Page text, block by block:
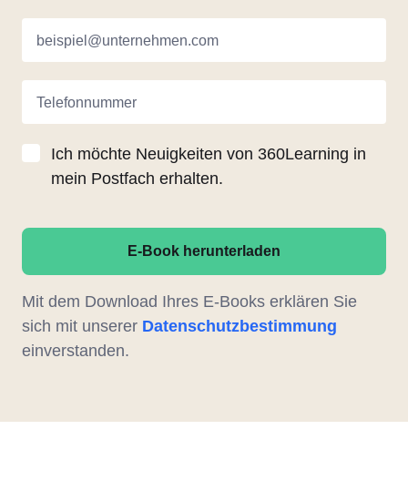
beispiel@unternehmen.com
Telefonnummer
Ich möchte Neuigkeiten von 360Learning in
mein Postfach erhalten.
E-Book herunterladen
Mit dem Download Ihres E-Books erklären Sie
sich mit unserer Datenschutzbestimmung
einverstanden.